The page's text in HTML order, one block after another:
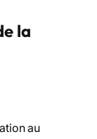
la
au